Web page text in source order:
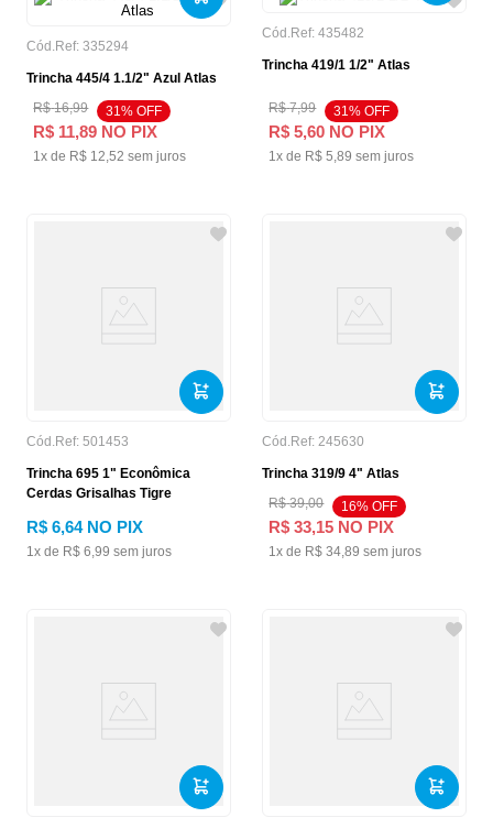
Cód.Ref: 335294
Trincha 445/4 1.1/2" Azul Atlas
R$ 16,99 31% OFF
R$ 11,89 NO PIX
1x de R$ 12,52 sem juros
Cód.Ref: 435482
Trincha 419/1 1/2" Atlas
R$ 7,99 31% OFF
R$ 5,60 NO PIX
1x de R$ 5,89 sem juros
Cód.Ref: 501453
Trincha 695 1" Econômica
Cerdas Grisalhas Tigre
R$ 6,64NO PIX
1x de R$ 6,99 sem juros
Cód.Ref: 245630
Trincha 319/9 4" Atlas
R$ 39,00 16% OFF
R$ 33,15 NO PIX
1x de R$ 34,89 sem juros